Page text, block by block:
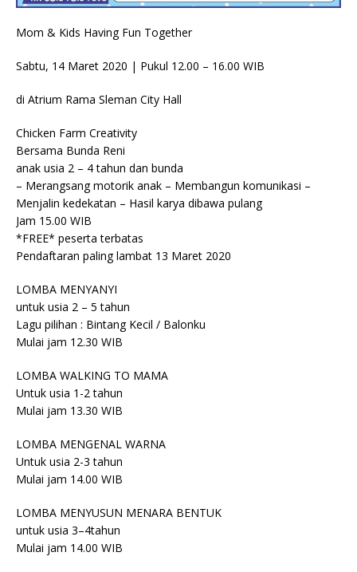
Mom & Kids Having Fun Together
Sabtu, 14 Maret 2020 | Pukul 12.00 – 16.00 WIB
di Atrium Rama Sleman City Hall
Chicken Farm Creativity
Bersama Bunda Reni
anak usia 2 – 4 tahun dan bunda
– Merangsang motorik anak – Membangun komunikasi –
Menjalin kedekatan – Hasil karya dibawa pulang
Jam 15.00 WIB
*FREE* peserta terbatas
Pendaftaran paling lambat 13 Maret 2020
LOMBA MENYANYI
untuk usia 2 – 5 tahun
Lagu pilihan : Bintang Kecil / Balonku
Mulai jam 12.30 WIB
LOMBA WALKING TO MAMA
Untuk usia 1-2 tahun
Mulai jam 13.30 WIB
LOMBA MENGENAL WARNA
Untuk usia 2-3 tahun
Mulai jam 14.00 WIB
LOMBA MENYUSUN MENARA BENTUK
untuk usia 3–4tahun
Mulai jam 14.00 WIB